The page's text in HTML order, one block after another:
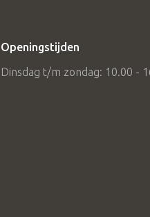
Openingstijden
Dinsdag t/m zondag: 10.00 -